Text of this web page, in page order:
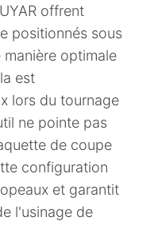
offrent
positionnés sous
optimale
est
lors du tournage
ne pointe pas
de coupe
configuration
et garantit
l'usinage de